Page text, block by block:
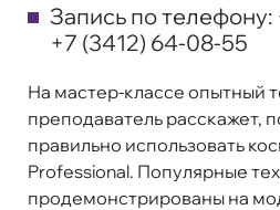
Запись по телефону:
+7 (3412) 64-08-55
На мастер-классе опытный
преподаватель расскажет,
правильно использовать
Professional. Популярные
продемонстрированы на